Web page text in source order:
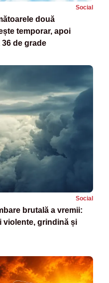
Social
două
temporar, apoi
de grade
Social
brutală a vremii:
violente, grindină și